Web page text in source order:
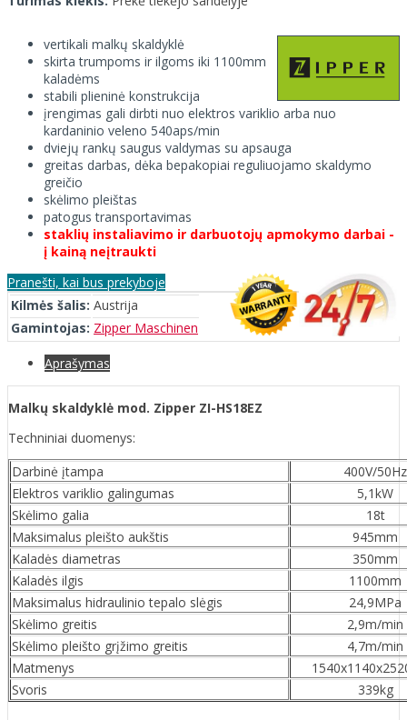
vertikali malkų skaldyklė
skirta trumpoms ir ilgoms iki 1100mm
kaladėms
stabili plieninė konstrukcija
įrengimas gali dirbti nuo elektros variklio arba nuo
kardaninio veleno 540aps/min
dviejų rankų saugus valdymas su apsauga
greitas darbas, dėka bepakopiai reguliuojamo skaldymo
greičio
skėlimo pleištas
patogus transportavimas
staklių instaliavimo ir darbuotojų apmokymo darbai -
į kainą neįtraukti
Pranešti, kai bus prekyboje
Kilmės šalis: Austrija
Gamintojas: Zipper Maschinen
Aprašymas
Malkų skaldyklė mod. Zipper ZI-HS18EZ
Techniniai duomenys:
Darbinė įtampa
400V/50Hz
Elektros variklio galingumas
5,1kW
Skėlimo galia
18t
Maksimalus pleišto aukštis
945mm
Kaladės diametras
350mm
Kaladės ilgis
1100mm
Maksimalus hidraulinio tepalo slėgis
24,9MPa
Skėlimo greitis
2,9m/min
Skėlimo pleišto grįžimo greitis
4,7m/min
Matmenys
Svoris
339kg